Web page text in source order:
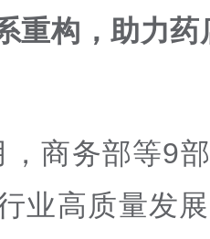
重构，助力药
，商务部等9
业高质量发